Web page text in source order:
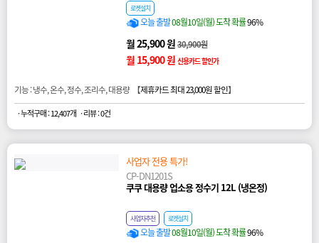
로켓설치
오늘 출발08월10일(월) 도착 확률96%
월 25,900 원30,900원
월 15,900 원 신용카드 할인가
기능 : 냉수, 온수, 정수, 조리수, 대용량 【제휴카드 최대 23,000원 할인】
· 누적구매 : 12,407개 · 리뷰 : 0건
사업자 전용 특가!
CP-DN1201S
쿠쿠 대용량 업소용 정수기 12L (냉온정)
사업자추천 로켓설치
오늘 출발08월10일(월) 도착 확률96%